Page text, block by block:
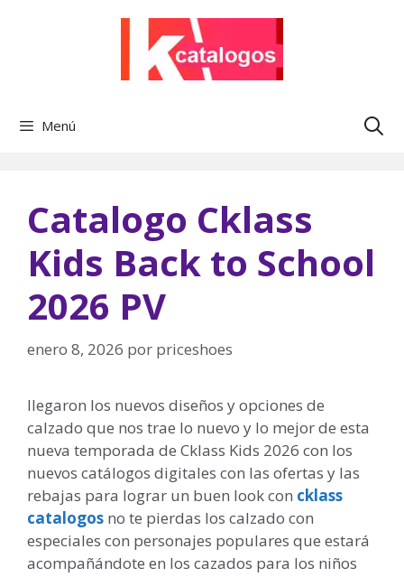
Menú
Catalogo Cklass
Kids Back to School
2026 PV
enero 8, 2026 por priceshoes
llegaron los nuevos diseños y opciones de
calzado que nos trae lo nuevo y lo mejor de esta
nueva temporada de Cklass Kids 2026 con los
nuevos catálogos digitales con las ofertas y las
rebajas para lograr un buen look con cklass
catalogos no te pierdas los calzado con
especiales con personajes populares que estará
acompañándote en los cazados para los niños